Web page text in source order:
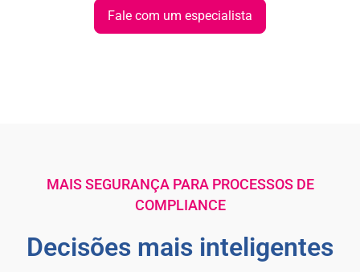
Fale com um especialista
MAIS SEGURANÇA PARA PROCESSOS DE
COMPLIANCE
Decisões mais inteligentes